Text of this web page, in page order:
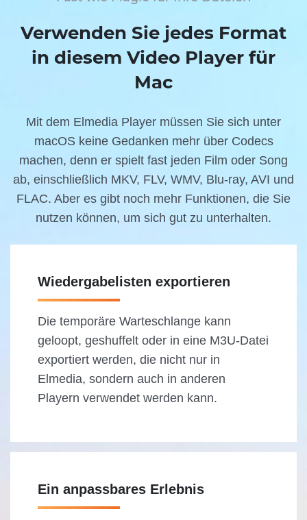
Verwenden Sie jedes Format
in diesem Video Player für
Mac
Mit dem Elmedia Player müssen Sie sich unter
macOS keine Gedanken mehr über Codecs
machen, denn er spielt fast jeden Film oder Song
ab, einschließlich MKV, FLV, WMV, Blu-ray, AVI und
FLAC. Aber es gibt noch mehr Funktionen, die Sie
nutzen können, um sich gut zu unterhalten.
Wiedergabelisten exportieren
Die temporäre Warteschlange kann
geloopt, geshuffelt oder in eine M3U-Datei
exportiert werden, die nicht nur in
Elmedia, sondern auch in anderen
Playern verwendet werden kann.
Ein anpassbares Erlebnis